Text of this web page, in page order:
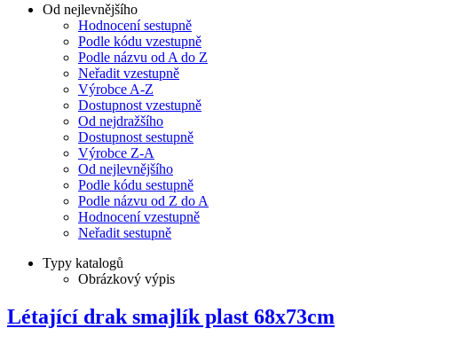
Od nejlevnějšího
Hodnocení sestupně
Podle kódu vzestupně
Podle názvu od A do Z
Neřadit vzestupně
Výrobce A-Z
Dostupnost vzestupně
Od nejdražšího
Dostupnost sestupně
Výrobce Z-A
Od nejlevnějšího
Podle kódu sestupně
Podle názvu od Z do A
Hodnocení vzestupně
Neřadit sestupně
Typy katalogů
Obrázkový výpis
Létající drak smajlík plast 68x73cm